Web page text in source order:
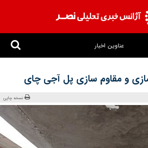
عناوین اخبار
و مقاوم سازی پل آجی چای
نسخه چاپی